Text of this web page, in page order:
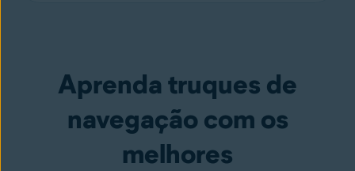
Aprenda truques de
navegação com os
melhores